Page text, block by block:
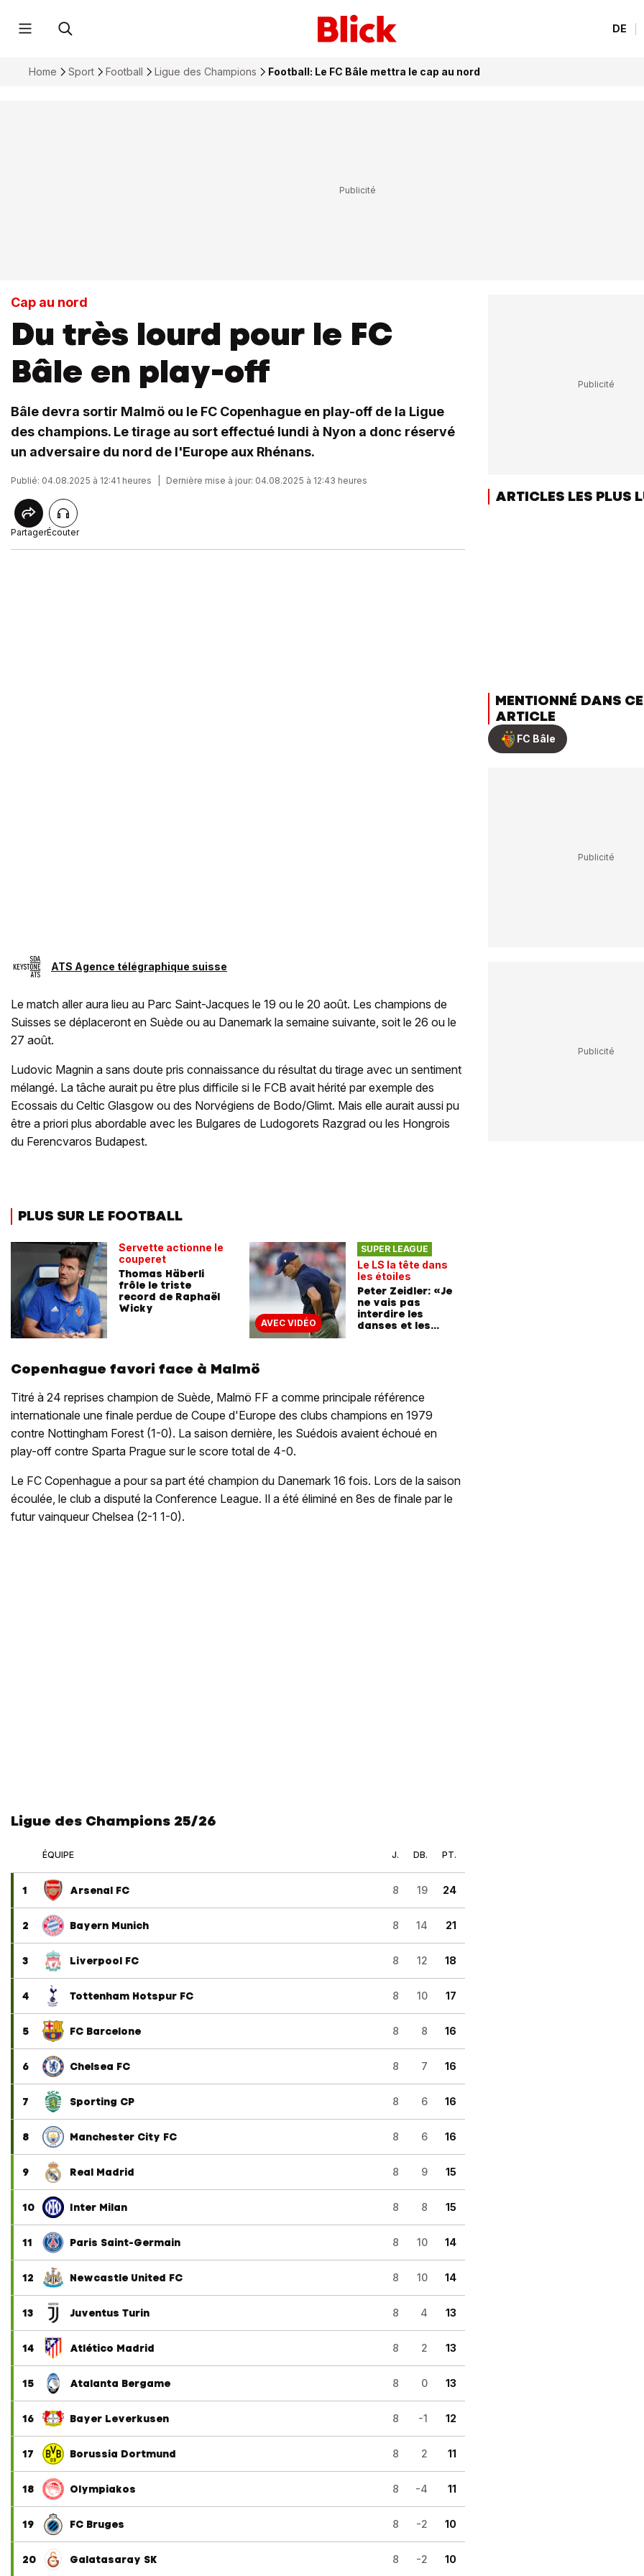
DE
Home Sport Football Ligue des Champions Football: Le FC Bâle mettra le cap au nord
Cap au nord
Du très lourd pour le FC
Bâle en play-off
Bâle devra sortir Malmö ou le FC Copenhague en play-off de la Ligue
des champions. Le tirage au sort effectué lundi à Nyon a donc réservé
un adversaire du nord de l'Europe aux Rhénans.
Publié: 04.08.2025 à 12:41 heures Dernière mise à jour: 04.08.2025 à 12:43 heures
PartagerÉcouter
ATS Agence télégraphique suisse
Le match aller aura lieu au Parc Saint-Jacques le 19 ou le 20 août. Les champions de
Suisses se déplaceront en Suède ou au Danemark la semaine suivante, soit le 26 ou le
27 août.
Ludovic Magnin a sans doute pris connaissance du résultat du tirage avec un sentiment
mélangé. La tâche aurait pu être plus difficile si le FCB avait hérité par exemple des
Ecossais du Celtic Glasgow ou des Norvégiens de Bodo/Glimt. Mais elle aurait aussi pu
être a priori plus abordable avec les Bulgares de Ludogorets Razgrad ou les Hongrois
du Ferencvaros Budapest.
PLUS SUR LE FOOTBALL
Servette actionne le
couperet
Thomas Häberli
frôle le triste
record de Raphaël
Wicky
AVEC VIDÉO
SUPER LEAGUE
Le LS la tête dans
les étoiles
Peter Zeidler: «Je
ne vais pas
interdire les
danses et les
Copenhague favori face à Malmö
Titré à 24 reprises champion de Suède, Malmö FF a comme principale référence
internationale une finale perdue de Coupe d'Europe des clubs champions en 1979
contre Nottingham Forest (1-0). La saison dernière, les Suédois avaient échoué en
play-off contre Sparta Prague sur le score total de 4-0.
Le FC Copenhague a pour sa part été champion du Danemark 16 fois. Lors de la saison
écoulée, le club a disputé la Conference League. Il a été éliminé en 8es de finale par le
futur vainqueur Chelsea (2-1 1-0).
Ligue des Champions 25/26
ÉQUIPE J. DB. PT.
1 Arsenal FC 8 19 24
2 Bayern Munich 8 14 21
3 Liverpool FC 8 12 18
4 Tottenham Hotspur FC 8 10 17
5 FC Barcelone 8 8 16
6 Chelsea FC 8 7 16
7 Sporting CP 8 6 16
8 Manchester City FC 8 6 16
9 Real Madrid 8 9 15
10 Inter Milan 8 8 15
11 Paris Saint-Germain 8 10 14
12 Newcastle United FC 8 10 14
13 Juventus Turin 8 4 13
14 Atlético Madrid 8 2 13
15 Atalanta Bergame 8 0 13
16 Bayer Leverkusen 8 -1 12
17 Borussia Dortmund 8 2 11
18 Olympiakos 8 -4 11
19 FC Bruges 8 -2 10
20 Galatasaray SK 8 -2 10
ARTICLES LES PLUS
MENTIONNÉ DANS
ARTICLE
FC Bâle